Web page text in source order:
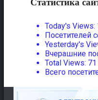
Today's Views:
Посетителей
Yesterday's
Вчерашние
Total Views:
Всего